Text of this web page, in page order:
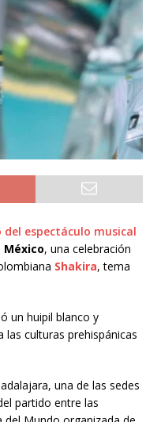
Casino Municipal de
el alumbrado
y Perú del 6 al 17 de
del espectáculo musical
México, una celebración
Shakira, tema
un huipil blanco y
culturas prehispánicas
una de las sedes
partido entre las